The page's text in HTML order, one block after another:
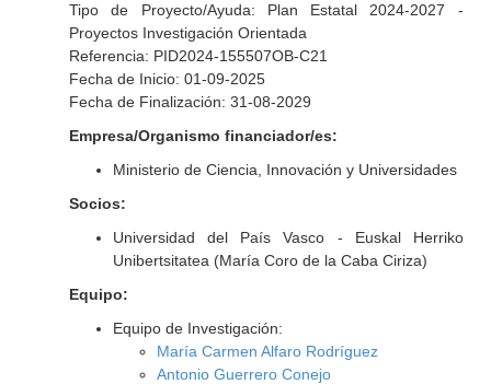
Tipo de Proyecto/Ayuda: Plan Estatal 2024-2027 -
Proyectos Investigación Orientada
Referencia: PID2024-155507OB-C21
Fecha de Inicio: 01-09-2025
Fecha de Finalización: 31-08-2029
Empresa/Organismo financiador/es:
Ministerio de Ciencia, Innovación y Universidades
Socios:
Universidad del País Vasco - Euskal Herriko
Unibertsitatea (María Coro de la Caba Ciriza)
Equipo:
Equipo de Investigación:
María Carmen Alfaro Rodríguez
Antonio Guerrero Conejo